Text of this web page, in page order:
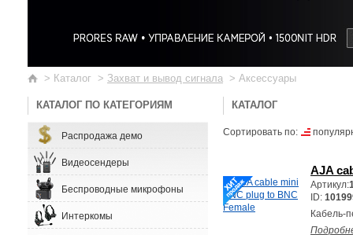
> Каталог > Захват и вывод сигнала > Аксессуары
КАТАЛОГ ПО КАТЕГОРИЯМ
Распродажа демо
Видеосендеры
Беспроводные микрофоны
Интеркомы
КАТАЛОГ
Сортировать по:
AJA
Артикул:
ID:
Кабель-